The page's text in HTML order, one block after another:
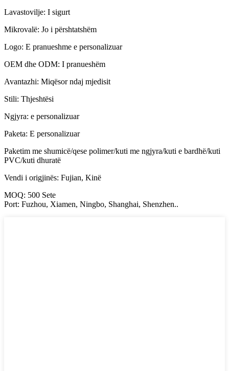
Lavastovilje: I sigurt
Mikrovalë: Jo i përshtatshëm
Logo: E pranueshme e personalizuar
OEM dhe ODM: I pranueshëm
Avantazhi: Miqësor ndaj mjedisit
Stili: Thjeshtësi
Ngjyra: e personalizuar
Paketa: E personalizuar
Paketim me shumicë/qese polimer/kuti me ngjyra/kuti e bardhë/kuti
PVC/kuti dhuratë
Vendi i origjinës: Fujian, Kinë
MOQ: 500 Sete
Port: Fuzhou, Xiamen, Ningbo, Shanghai, Shenzhen..